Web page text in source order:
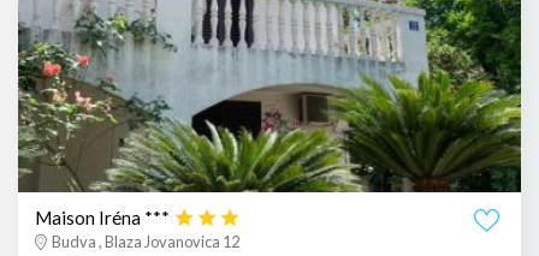
Maison Iréna ***
Budva , Blaza Jovanovica 12